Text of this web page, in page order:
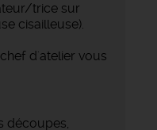
trice sur
cisailleuse).
d'atelier vous
découpes,